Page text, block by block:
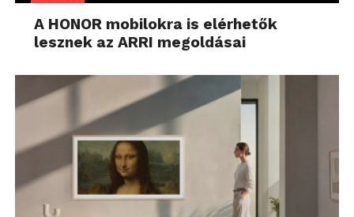
A HONOR mobilokra is elérhetők
lesznek az ARRI megoldásai